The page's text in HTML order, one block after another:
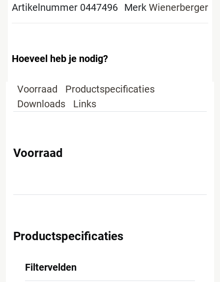
Artikelnummer 0447496 Merk Wienerberger
Hoeveel heb je nodig?
Voorraad
Productspecificaties
Downloads
Links
Voorraad
Productspecificaties
Filtervelden